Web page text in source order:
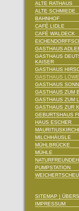
ALTE RATHAUS
ALTE SCHMIEDE
BAHNHOF
CAFÉ LIDLE
CAFÉ WALDECK
GASTHAUS
GASTHAUS
KAISER
GASTHAUS
GASTHAUS
GASTHAUS
GASTHAUS ZUM
GASTHAUS ZUM
GASTHAUS ZUR
GEBURTSHAUS
HAUS ESCHER
MILCHHÄUSLE
MÜHLBRÜCKE
MÜHLE
PUMPSTATION
SITEMAP |
IMPRESSUM